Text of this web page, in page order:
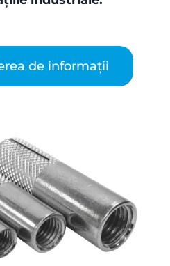
de informații